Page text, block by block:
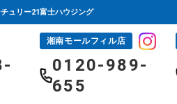
ュリー21富士ハウジング
湘南モールフィル店
0120-989-
655